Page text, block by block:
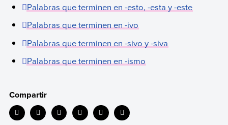
Palabras que terminen en -esto, -esta y -este
Palabras que terminen en -ivo
Palabras que terminen en -sivo y -siva
Palabras que terminen en -ismo
Compartir